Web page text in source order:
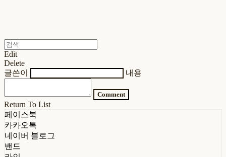
Edit
Delete
글쓴이
내용
Comment
Return To List
페이스북
카카오톡
네이버 블로그
밴드